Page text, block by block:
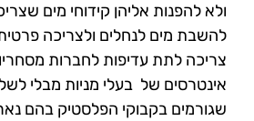
ולא להפנות אליהן קידוחי מים
להשבת מים לנחלים ולצריכה
צריכה לתת עדיפות לחברות
אינטרסים של בעלי מניות מבלי
שגורמים בקבוקי הפלסטיק בהם